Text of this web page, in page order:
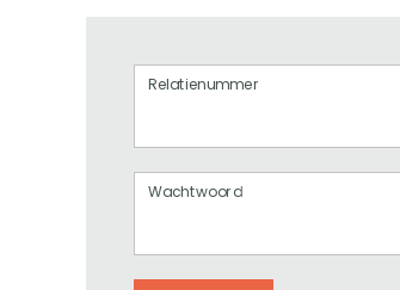
Relatienummer
Wachtwoord